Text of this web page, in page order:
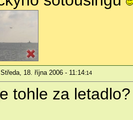
18. října 2006 - 11:14:14
tohle za letadlo?